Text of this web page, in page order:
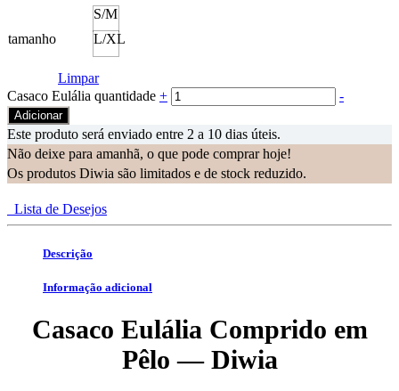
tamanho
S/M
L/XL
Limpar
Casaco Eulália quantidade + -
Adicionar
Este produto será enviado entre 2 a 10 dias úteis.
Não deixe para amanhã, o que pode comprar hoje!
Os produtos Diwia são limitados e de stock reduzido.
Lista de Desejos
Descrição
Informação adicional
Casaco Eulália Comprido em
Pêlo — Diwia